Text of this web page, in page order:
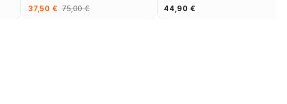
37,50 € 75,00 € 44,90 €